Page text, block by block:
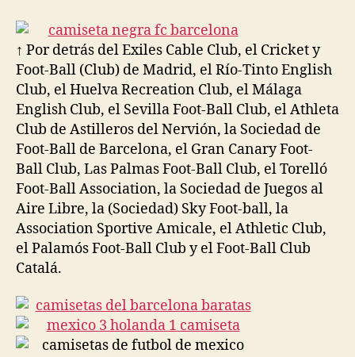
↑ Por detrás del Exiles Cable Club, el Cricket y
Foot-Ball (Club) de Madrid, el Río-Tinto English
Club, el Huelva Recreation Club, el Málaga
English Club, el Sevilla Foot-Ball Club, el Athleta
Club de Astilleros del Nervión, la Sociedad de
Foot-Ball de Barcelona, el Gran Canary Foot-
Ball Club, Las Palmas Foot-Ball Club, el Torelló
Foot-Ball Association, la Sociedad de Juegos al
Aire Libre, la (Sociedad) Sky Foot-ball, la
Association Sportive Amicale, el Athletic Club,
el Palamós Foot-Ball Club y el Foot-Ball Club
Catalá.